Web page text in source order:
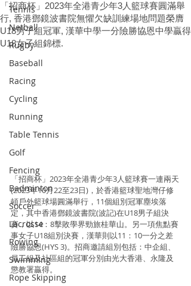
Tennis
Netball
Rugby
Baseball
Racing
Cycling
Running
Table Tennis
Golf
Fencing
Badminton
Soccer
Lacrosse
Rowing
Swimming
Rope Skipping
「招商杯」2023年全港青少年3人籃球賽圓滿舉
行, 香港鄧鏡波書院無懼欠缺訓練場地問題榮膺
U18男子組冠軍, 漢華中學一分險勝協恩中學贏得
U18女子組錦標.
「招商杯」2023年全港青少年3人籃球賽一連兩天
(2023年10月22至23日)，於香港籃球聖地灣仔修
頓戶外籃球場圓滿舉行，11個組別冠軍塵埃落
定，其中香港鄧鏡波書院(波記)在U18男子組決
賽，以14：8擊敗學界勁旅桂華山。另一項焦點賽
事女子U18組別決賽，漢華則以11：10一分之差
險勝協恩(HYS 3)。招商邀請組別包括：中企組、
員工組及社區組的冠軍分別由光大香港、永隆及
懲教署贏得。